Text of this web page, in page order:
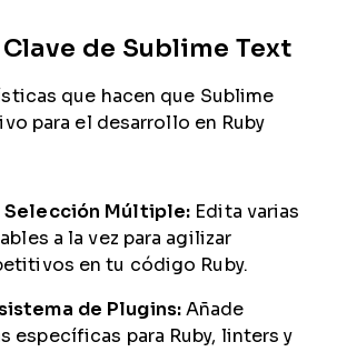
de Sublime Text
que hacen que Sublime
para el desarrollo en Ruby
Selección Múltiple: Edita varias
a la vez para agilizar
en tu código Ruby.
de Plugins:Añade
específicas para Ruby, linters y